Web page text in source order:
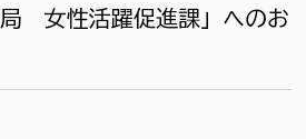
局 女性活躍促進課」へのお